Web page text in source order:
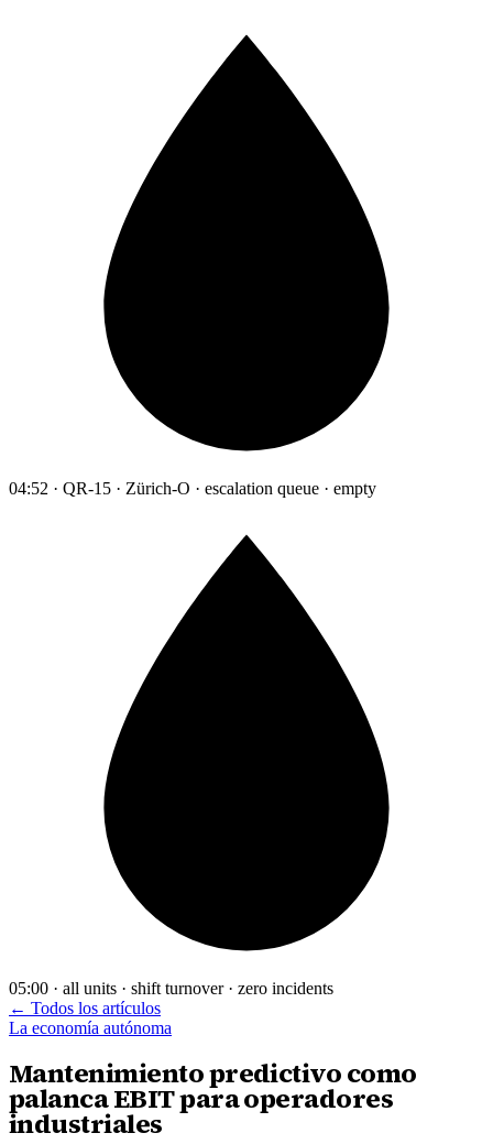
04:52 · QR-15 · Zürich-O · escalation queue · empty
05:00 · all units · shift turnover · zero incidents
← Todos los artículos
La economía autónoma
Mantenimiento predictivo como
palanca EBIT para operadores
industriales